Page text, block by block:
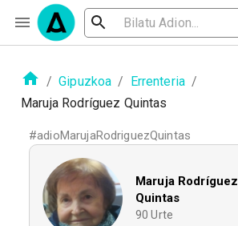
/ Gipuzkoa / Errenteria /
Maruja Rodríguez Quintas
#adioMarujaRodriguezQuintas
Maruja Rodríguez
Quintas
90 Urte